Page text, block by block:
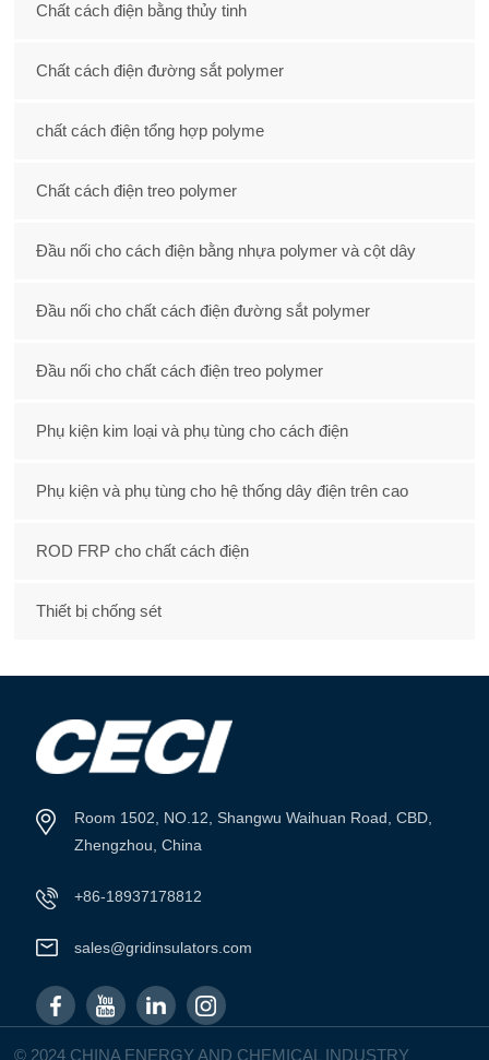
Chất cách điện bằng thủy tinh
Chất cách điện đường sắt polymer
chất cách điện tổng hợp polyme
Chất cách điện treo polymer
Đầu nối cho cách điện bằng nhựa polymer và cột dây
Đầu nối cho chất cách điện đường sắt polymer
Đầu nối cho chất cách điện treo polymer
Phụ kiện kim loại và phụ tùng cho cách điện
Phụ kiện và phụ tùng cho hệ thống dây điện trên cao
ROD FRP cho chất cách điện
Thiết bị chống sét
Room 1502, NO.12, Shangwu Waihuan Road, CBD,
Zhengzhou, China
+86-18937178812
sales@gridinsulators.com
© 2024 CHINA ENERGY AND CHEMICAL INDUSTRY